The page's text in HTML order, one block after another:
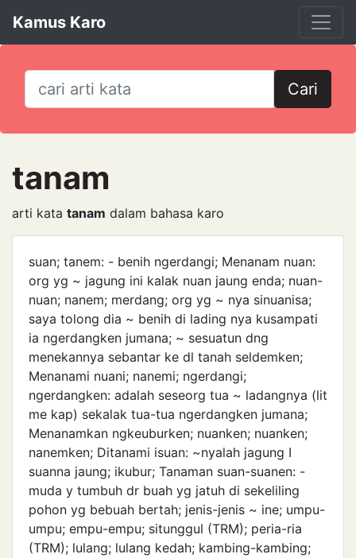
Kamus Karo
Cari
tanam
arti kata tanam dalam bahasa karo
suan; tanem: - benih ngerdangi; Menanam nuan:
org yg ~ jagung ini kalak nuan jaung enda; nuan-
nuan; nanem; merdang; org yg ~ nya sinuanisa;
saya tolong dia ~ benih di lading nya kusampati
ia ngerdangken jumana; ~ sesuatun dng
menekannya sebantar ke dl tanah seldemken;
Menanami nuani; nanemi; ngerdangi;
ngerdangken: adalah seseorg tua ~ ladangnya (lit
me kap) sekalak tua-tua ngerdangken jumana;
Menanamkan ngkeuburken; nuanken; nuanken;
nanemken; Ditanami isuan: ~nyalah jagung I
suanna jaung; ikubur; Tanaman suan-suanen: -
muda y tumbuh dr buah yg jatuh di sekeliling
pohon yg bebuah bertah; jenis-jenis ~ ine; umpu-
umpu; empu-empu; situnggul (TRM); peria-ria
(TRM); lulang; lulang kedah; kambing-kambing;